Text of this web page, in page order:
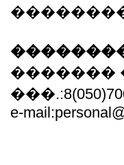
�������
e-